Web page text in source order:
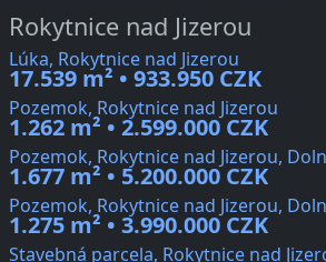
Rokytnice nad Jizerou
Lúka, Rokytnice nad Jizerou
17.539 m² • 933.950 CZK
Pozemok, Rokytnice nad Jizerou
1.262 m² • 2.599.000 CZK
Pozemok, Rokytnice nad Jizerou,
1.677 m² • 5.200.000 CZK
Pozemok, Rokytnice nad Jizerou,
1.275 m² • 3.990.000 CZK
Stavebná parcela, Rokytnice nad